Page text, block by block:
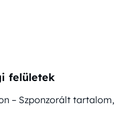
felületek
– Szponzorált tartalom,